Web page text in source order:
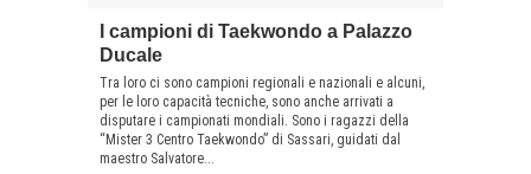
I campioni di Taekwondo a Palazzo
Ducale
Tra loro ci sono campioni regionali e nazionali e alcuni,
per le loro capacità tecniche, sono anche arrivati a
disputare i campionati mondiali. Sono i ragazzi della
“Mister 3 Centro Taekwondo” di Sassari, guidati dal
maestro Salvatore...